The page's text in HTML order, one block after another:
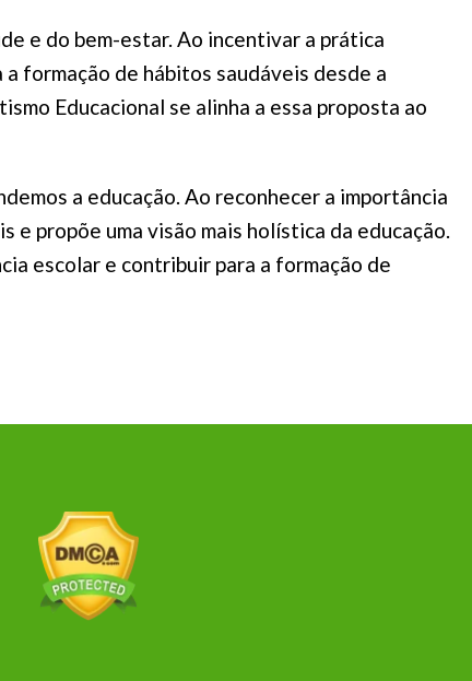
e do bem-estar. Ao incentivar a prática
formação de hábitos saudáveis desde a
Educacional se alinha a essa proposta ao
a educação. Ao reconhecer a importância
e propõe uma visão mais holística da educação.
escolar e contribuir para a formação de